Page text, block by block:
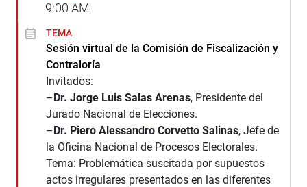
9:00 AM
TEMA
Sesión virtual de la Comisión de Fiscalización y
Contraloría
Invitados:
–Dr. Jorge Luis Salas Arenas, Presidente del
Jurado Nacional de Elecciones.
–Dr. Piero Alessandro Corvetto Salinas, Jefe de
la Oficina Nacional de Procesos Electorales.
Tema: Problemática suscitada por supuestos
actos irregulares presentados en las diferentes